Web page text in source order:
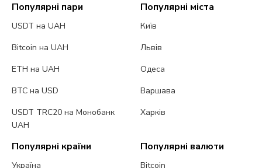
Популярні пари
USDT на UAH
Bitcoin на UAH
ETH на UAH
BTC на USD
USDT TRC20 на Монобанк
UAH
Популярні міста
Київ
Львів
Одеса
Варшава
Харків
Популярні країни
Україна
Популярні валюти
Bitcoin